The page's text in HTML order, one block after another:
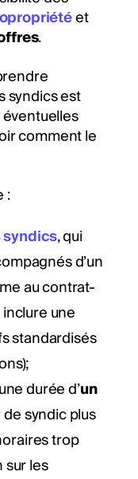
et
.
syndics est
comment le
:
, qui
d’un
au contrat-
une
standardisés
durée d’un
syndic plus
trop
sur les